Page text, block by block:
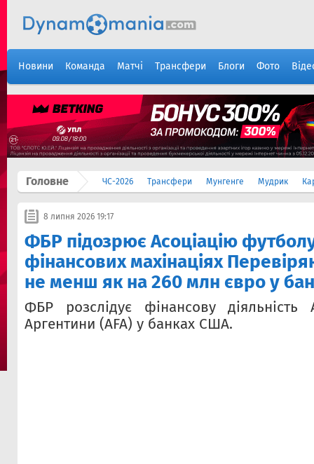
Новини Команда Матчі Трансфери Блоги Фото
Головне ЧС-2026 Трансфери Мунгенге Мудрик
8 липня 2026 19:17
ФБР підозрює Асоціацію
фінансових махінаціях
не менш як на 260 млн євро у
ФБР розслідує фінансову діяльність
Аргентини (AFA) у банках США.